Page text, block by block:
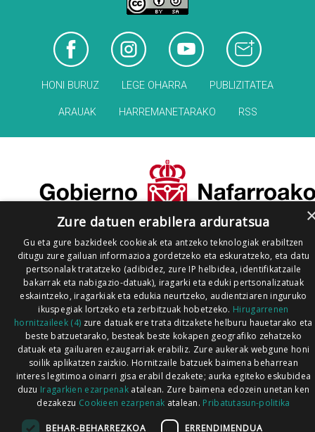
HONI BURUZ LEGE OHARRA PUBLIZITATEA
ARAUAK HARREMANETARAKO RSS
Zure datuen erabilera arduratsua
Gu eta gure bazkideek cookieak eta antzeko teknologiak erabiltzen
ditugu zure gailuan informazioa gordetzeko eta eskuratzeko, eta datu
pertsonalak tratatzeko (adibidez, zure IP helbidea, identifikatzaile
bakarrak eta nabigazio-datuak), iragarki eta eduki pertsonalizatuak
eskaintzeko, iragarkiak eta edukia neurtzeko, audientziaren inguruko
ikuspegiak lortzeko eta zerbitzuak hobetzeko. Hirugarrenen
hornitzaileek (4) zure datuak ere trata ditzakete helburu hauetarako eta
beste batzuetarako, besteak beste kokapen geografiko zehatzeko
datuak eta gailuaren ezaugarriak erabiliz. Zure aukerak webgune honi
soilik aplikatzen zaizkio. Hornitzaile batzuek baimena beharrean
interes legitimoa oinarri gisa erabil dezakete; aurka egiteko eskubidea
duzu Iragarkien ezarpenak atalean. Zure baimena edozein unetan ken
dezakezu Cookieen ezarpenak atalean. Pribatutasun-politika
BEHAR-BEHARREZKOA ERRENDIMENDUA